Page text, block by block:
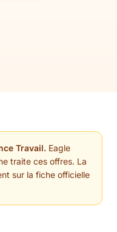
Travail. Eagle
traite ces offres. La
sur la fiche officielle